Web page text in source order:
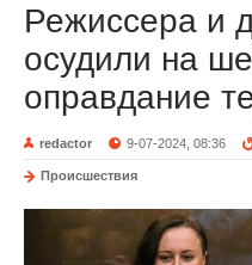
Режиссера и
осудили на
оправдание
redactor 9-07-2024, 08:36
Происшествия